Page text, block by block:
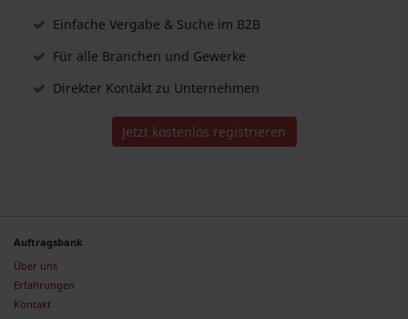
Einfache Vergabe & Suche im B2B
Für alle Branchen und Gewerke
Direkter Kontakt zu Unternehmen
Jetzt kostenlos registrieren
Auftragsbank
Über uns
Erfahrungen
Kontakt